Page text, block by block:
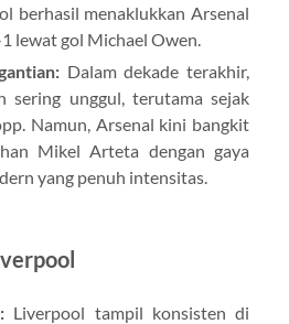
berhasil menaklukkan Arsenal
lewat gol Michael Owen.
Dalam dekade terakhir,
sering unggul, terutama sejak
Namun, Arsenal kini bangkit
Mikel Arteta dengan gaya
yang penuh intensitas.
Liverpool tampil konsisten di